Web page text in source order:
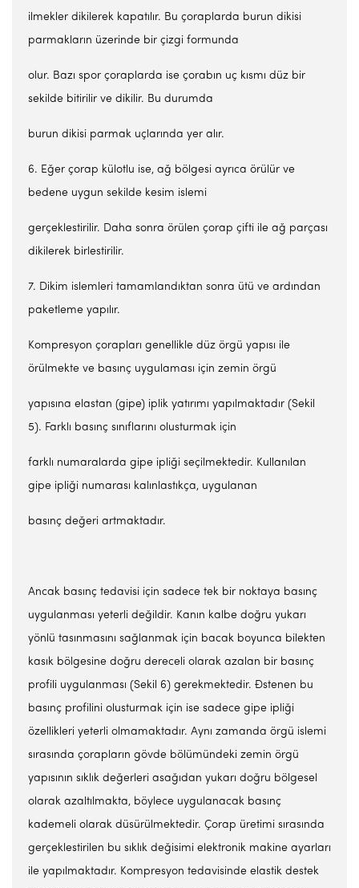
ilmekler dikilerek kapatılır. Bu çoraplarda burun dikisi
parmakların üzerinde bir çizgi formunda
olur. Bazı spor çoraplarda ise çorabın uç kısmı düz bir
sekilde bitirilir ve dikilir. Bu durumda
burun dikisi parmak uçlarında yer alır.
6. Eğer çorap külotlu ise, ağ bölgesi ayrıca örülür ve
bedene uygun sekilde kesim islemi
gerçeklestirilir. Daha sonra örülen çorap çifti ile ağ parçası
dikilerek birlestirilir.
7. Dikim islemleri tamamlandıktan sonra ütü ve ardından
paketleme yapılır.
Kompresyon çorapları genellikle düz örgü yapısı ile
örülmekte ve basınç uygulaması için zemin örgü
yapısına elastan (gipe) iplik yatırımı yapılmaktadır (Sekil
5). Farklı basınç sınıflarını olusturmak için
farklı numaralarda gipe ipliği seçilmektedir. Kullanılan
gipe ipliği numarası kalınlastıkça, uygulanan
basınç değeri artmaktadır.
Ancak basınç tedavisi için sadece tek bir noktaya basınç
uygulanması yeterli değildir. Kanın kalbe doğru yukarı
yönlü tasınmasını sağlanmak için bacak boyunca bilekten
kasık bölgesine doğru dereceli olarak azalan bir basınç
profili uygulanması (Sekil 6) gerekmektedir. Đstenen bu
basınç profilini olusturmak için ise sadece gipe ipliği
özellikleri yeterli olmamaktadır. Aynı zamanda örgü islemi
sırasında çorapların gövde bölümündeki zemin örgü
yapısının sıklık değerleri asağıdan yukarı doğru bölgesel
olarak azaltılmakta, böylece uygulanacak basınç
kademeli olarak düsürülmektedir. Çorap üretimi sırasında
gerçeklestirilen bu sıklık değisimi elektronik makine ayarları
ile yapılmaktadır. Kompresyon tedavisinde elastik destek